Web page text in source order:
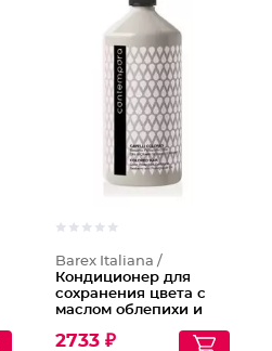
Barex Italiana /
Кондиционер для
сохранения цвета с
маслом облепихи и
2733 ₽